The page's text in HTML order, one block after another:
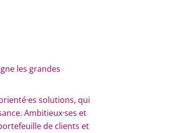
les grandes
solutions, qui
Ambitieux·ses et
de clients et